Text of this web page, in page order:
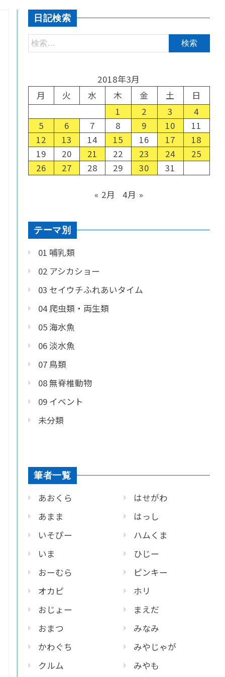
日記検索
2018年3月
月
火 水 木 金 土
日
1
2 3
4
5
6 7 8 9 10
11
12
13 14 15 16 17
18
19
20 21 22 23 24
25
26
27 28 29 30 31
« 2月 4月 »
テーマ別
01 哺乳類
02 アシカショー
03 セイウチふれあいタイム
04 爬虫類・両生類
05 海水魚
06 淡水魚
07 鳥類
08 無脊椎動物
09 イベント
未分類
筆者一覧
あおくら
あまま
いそぴー
いま
おーむら
オカピ
おじょー
おまつ
かわぐち
クルム
はせがわ
はっし
ハムくま
ひじー
ピンキー
ホリ
まえだ
みなみ
みやじゃが
みやも